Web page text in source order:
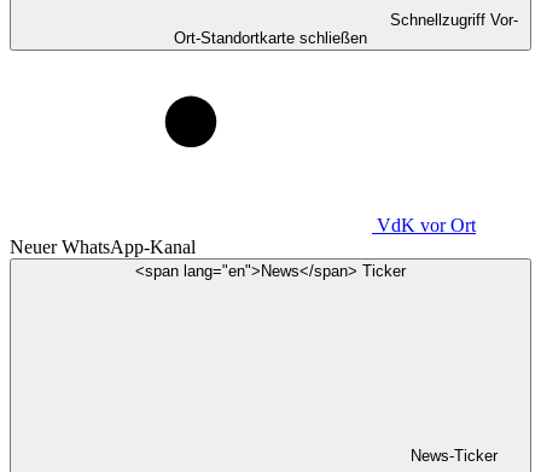
Schnellzugriff Vor-
Ort-Standortkarte schließen
VdK vor Ort
Neuer WhatsApp-Kanal
<span lang="en">News</span> Ticker
News-Ticker